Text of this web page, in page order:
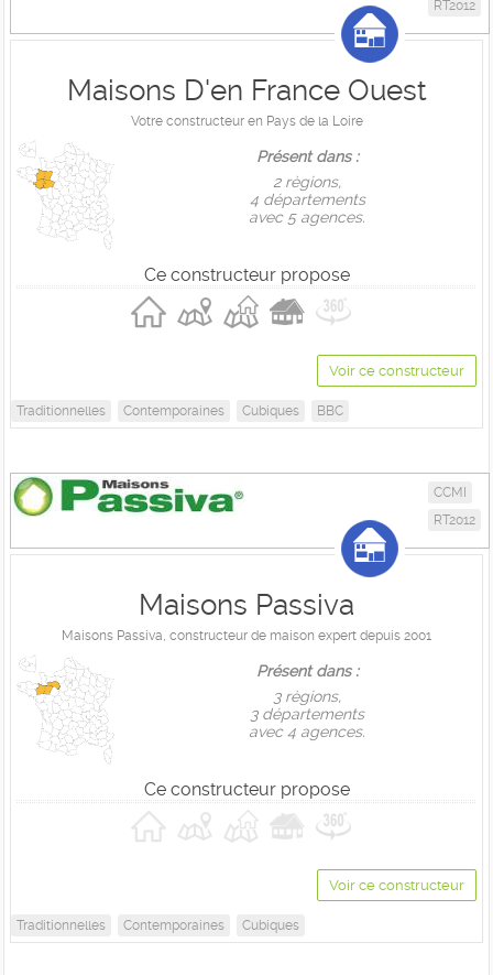
RT2012
Maisons D'en France Ouest
Votre constructeur en Pays de la Loire
Présent dans :
2 règions,
4 départements
avec 5 agences.
Ce constructeur propose
Voir ce constructeur
Traditionnelles Contemporaines Cubiques BBC
CCMI
RT2012
Maisons Passiva
Maisons Passiva, constructeur de maison expert depuis 2001
Présent dans :
3 règions,
3 départements
avec 4 agences.
Ce constructeur propose
Voir ce constructeur
Traditionnelles Contemporaines Cubiques